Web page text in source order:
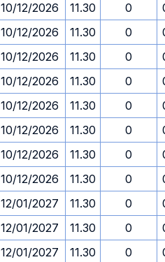
10/12/2026 11.30 0
10/12/2026 11.30 0
10/12/2026 11.30 0
10/12/2026 11.30 0
10/12/2026 11.30 0
10/12/2026 11.30 0
10/12/2026 11.30 0
10/12/2026 11.30 0
12/01/2027 11.30 0
12/01/2027 11.30 0
12/01/2027 11.30 0